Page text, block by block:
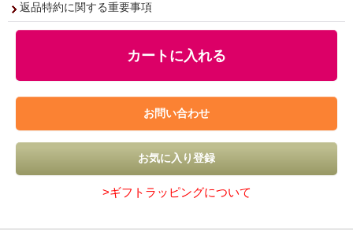
返品特約に関する重要事項
>ギフトラッピングについて